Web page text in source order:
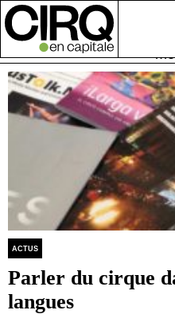
ACTUS
Parler du cirque
langues